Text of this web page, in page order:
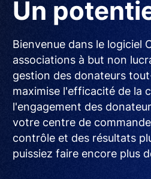
Un
Bienvenue dans le logiciel
associations à but non
gestion des donateurs
maximise l'efficacité de la
l'engagement des
votre centre de
contrôle et des résultats
puissiez faire encore plus